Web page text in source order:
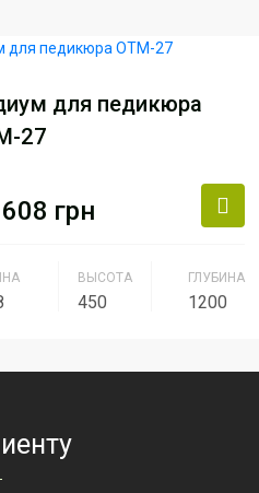
для педикюра
27
грн
ВЫСОТА
450
ГЛУБИНА
1200
Групп